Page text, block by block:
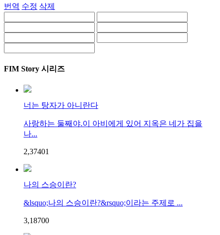
번역 수정 삭제
FIM Story 시리즈
너는 탕자가 아니란다
사랑하는 둘째야.이 아비에게 있어 지옥은 네가 집을
나...
2,37401
나의 스승이란?
&lsquo;나의 스승이란?&rsquo;이라는 주제로 ...
3,18700